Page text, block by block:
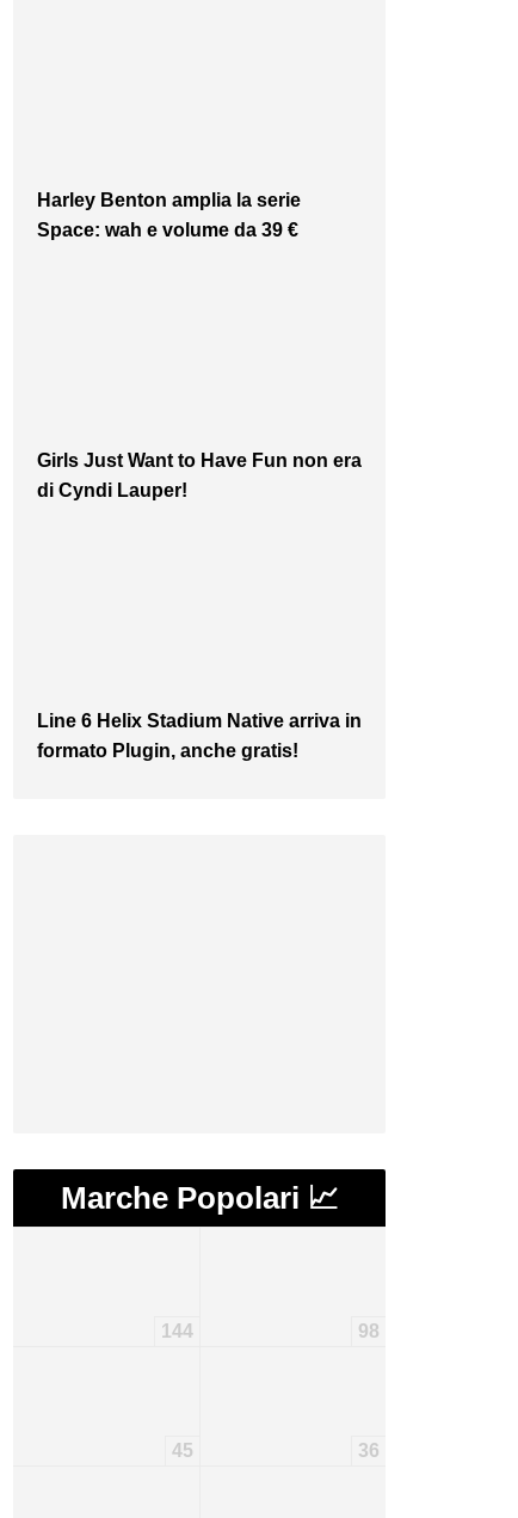
Harley Benton amplia la serie
Space: wah e volume da 39 €
Girls Just Want to Have Fun non era
di Cyndi Lauper!
Line 6 Helix Stadium Native arriva in
formato Plugin, anche gratis!
Marche Popolari 📈
144 98
45 36